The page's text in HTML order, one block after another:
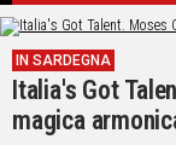
ORISTANO
SULCIS
GALLURA
OGLIASTRA
IN SARDEGNA
Italia's Got
magica